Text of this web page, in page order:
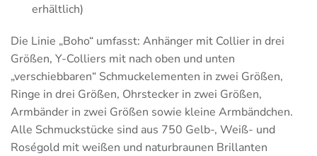
erhältlich)
Die Linie „Boho“ umfasst: Anhänger mit Collier in drei
Größen, Y-Colliers mit nach oben und unten
„verschiebbaren“ Schmuckelementen in zwei Größen,
Ringe in drei Größen, Ohrstecker in zwei Größen,
Armbänder in zwei Größen sowie kleine Armbändchen.
Alle Schmuckstücke sind aus 750 Gelb-, Weiß- und
Roségold mit weißen und naturbraunen Brillanten